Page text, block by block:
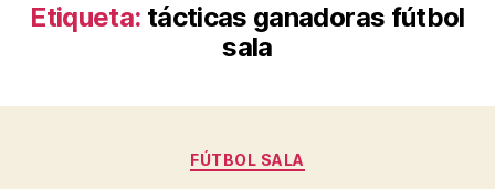
Etiqueta: tácticas ganadoras fútbol
sala
Categorías
FÚTBOL SALA